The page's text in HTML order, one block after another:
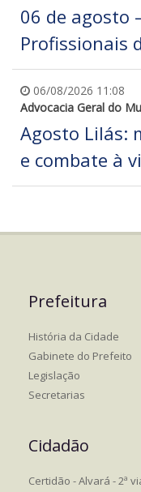
06 de agosto
Profissionais
06/08/2026 11:08
Advocacia Geral do
Agosto Lilás:
e combate à
Prefeitura
História da Cidade
Gabinete do Prefeito
Legislação
Secretarias
Cidadão
Certidão - Alvará - 2ª